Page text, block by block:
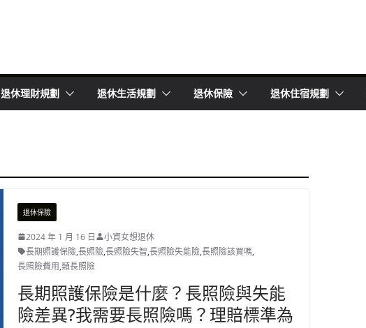
退休理財規劃 退休生活規劃 退休保險 退休住宿規劃
退休保險
2024 年 1 月 16 日
小資女想退休
長期照護保險,長照險,長照險失智,長照險失能險,長照險該買嗎,
長照險費用,類長照險
長期照護保險是什麼？長照險與失能
險差異?我需要長照險嗎？理賠標準為